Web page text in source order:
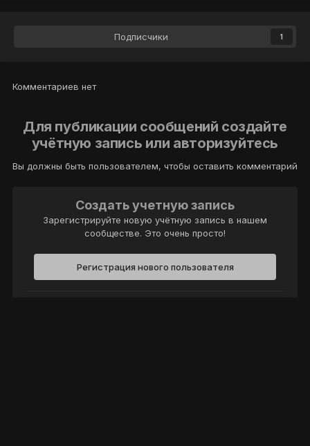
Подписчики 1
Комментариев нет
Для публикации сообщений создайте
учётную запись или авторизуйтесь
Вы должны быть пользователем, чтобы оставить комментарий
Создать учетную запись
Зарегистрируйте новую учётную запись в нашем
сообществе. Это очень просто!
Регистрация нового пользователя